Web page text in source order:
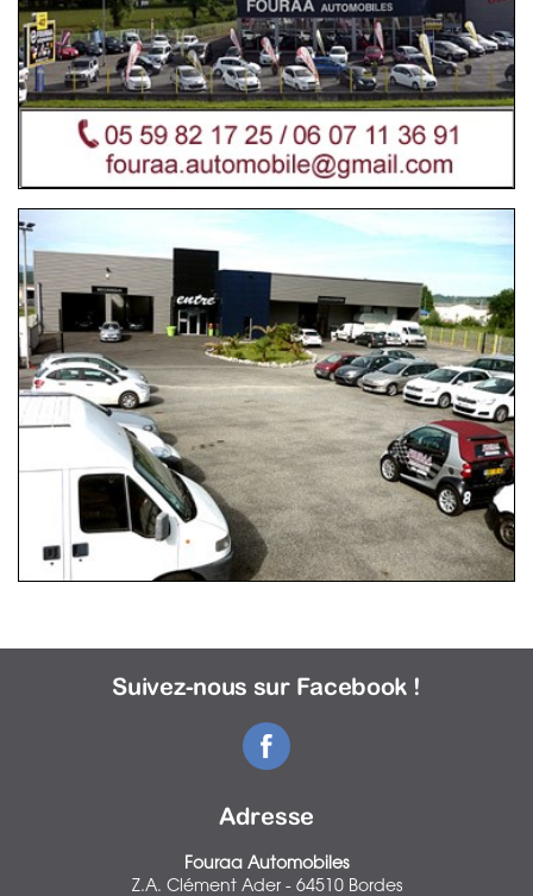
Suivez-nous sur Facebook !
Adresse
Fouraa Automobiles
Z.A. Clément Ader - 64510 Bordes